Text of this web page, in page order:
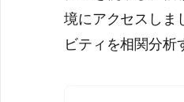
境にアクセスしま
ビティを相関分析